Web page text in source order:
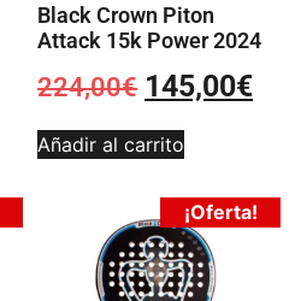
Black Crown Piton
Attack 15k Power 2024
224,00€ 145,00€
Añadir al carrito
¡Oferta!